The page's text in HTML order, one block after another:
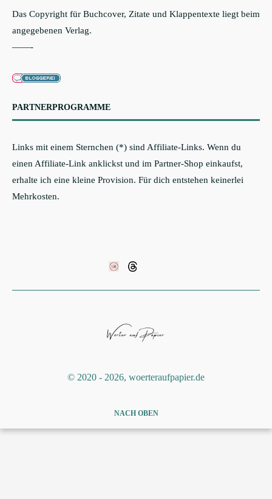
Das Copyright für Buchcover, Zitate und Klappentexte liegt beim
angegebenen Verlag.
——-
PARTNERPROGRAMME
Links mit einem Sternchen (*) sind Affiliate-Links. Wenn du
einen Affiliate-Link anklickst und im Partner-Shop einkaufst,
erhalte ich eine kleine Provision. Für dich entstehen keinerlei
Mehrkosten.
©️ 2020 - 2026, woerteraufpapier.de
NACH OBEN